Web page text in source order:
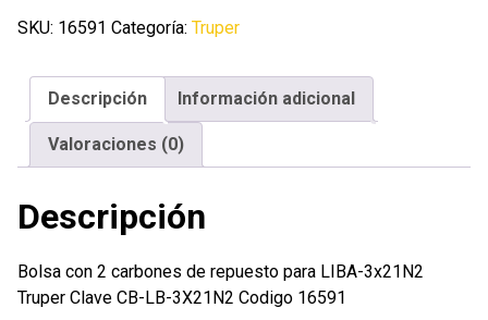
carbones
repuesto
para
LIBA-
3x21N2
cantidad
SKU: 16591 Categoría: Truper
Descripción Información adicional
Valoraciones (0)
Descripción
Bolsa con 2 carbones de repuesto para LIBA-3x21N2
Truper Clave CB-LB-3X21N2 Codigo 16591